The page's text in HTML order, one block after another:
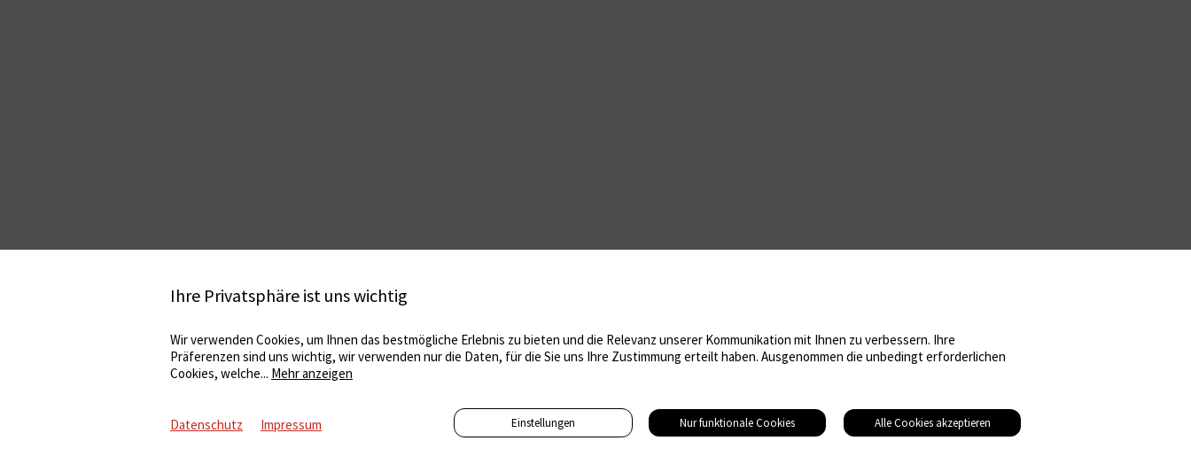
Ihre Privatsphäre ist uns wichtig
Wir verwenden Cookies, um Ihnen das bestmögliche Erlebnis zu bieten und die Relevanz unserer Kommunikation mit Ihnen zu verbessern. Ihre
Präferenzen sind uns wichtig, wir verwenden nur die Daten, für die Sie uns Ihre Zustimmung erteilt haben. Ausgenommen die unbedingt erforderlichen
Cookies, welche... Mehr anzeigen
Datenschutz Impressum Einstellungen Nur funktionale Cookies Alle Cookies akzeptieren